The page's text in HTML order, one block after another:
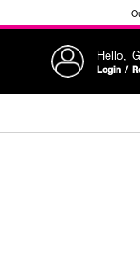
Hello,
Login /